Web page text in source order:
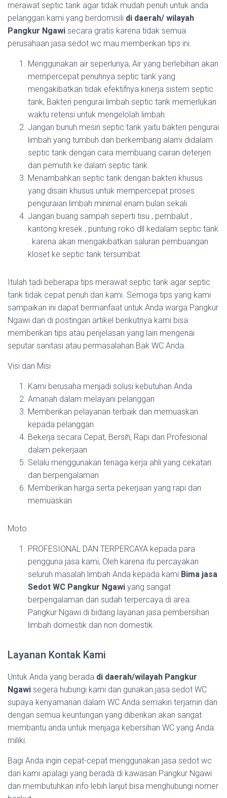
merawat septic tank agar tidak mudah penuh untuk anda
pelanggan kami yang berdomisili di daerah/ wilayah
Pangkur Ngawi secara gratis karena tidak semua
perusahaan jasa sedot wc mau memberikan tips ini.
Menggunakan air seperlunya, Air yang berlebihan akan
mempercepat penuhnya septic tank yang
mengakibatkan tidak efektifnya kinerja sistem septic
tank, Bakteri pengurai limbah septic tank memerlukan
waktu retensi untuk mengelolah limbah.
Jangan bunuh mesin septic tank yaitu bakteri pengurai
limbah yang tumbuh dan berkembang alami didalam
septic tank dengan cara membuang cairan deterjen
dan pemutih ke dalam septic tank.
Menambahkan septic tank dengan bakteri khusus
yang disain khusus untuk mempercepat proses
penguraian limbah minimal enam bulan sekali.
Jangan buang sampah seperti tisu , pembalut ,
kantong kresek , puntung roko dll kedalam septic tank
. karena akan mengakibatkan saluran pembuangan
kloset ke septic tank tersumbat.
Itulah tadi beberapa tips merawat septic tank agar septic
tank tidak cepat penuh dari kami. Semoga tips yang kami
sampaikan ini dapat bermanfaat untuk Anda warga Pangkur
Ngawi dan di postingan artikel berikutnya kami bisa
memberikan tips atau penjelasan yang lain mengenai
seputar sanitasi atau permasalahan Bak WC Anda.
Visi dan Misi
Kami berusaha menjadi solusi kebutuhan Anda
Amanah dalam melayani pelanggan
Memberikan pelayanan terbaik dan memuaskan
kepada pelanggan
Bekerja secara Cepat, Bersih, Rapi dan Profesional
dalam pekerjaan
Selalu menggunakan tenaga kerja ahli yang cekatan
dan berpengalaman
Memberikan harga serta pekerjaan yang rapi dan
memuaskan
Moto
PROFESIONAL DAN TERPERCAYA kepada para
pengguna jasa kami, Oleh karena itu percayakan
seluruh masalah limbah Anda kepada kami Bima jasa
Sedot WC Pangkur Ngawi yang sangat
berpengalaman dan sudah terpercaya di area
Pangkur Ngawi di bidang layanan jasa pembersihan
limbah domestik dan non domestik.
Layanan Kontak Kami
Untuk Anda yang berada di daerah/wilayah Pangkur
Ngawi segera hubungi kami dan gunakan jasa sedot WC
supaya kenyamanan dalam WC Anda semakin terjamin dan
dengan semua keuntungan yang diberikan akan sangat
membantu anda untuk menjaga kebersihan WC yang Anda
miliki.
Bagi Anda ingin cepat-cepat menggunakan jasa sedot wc
dari kami apalagi yang berada di kawasan Pangkur Ngawi
dan membutuhkan info lebih lanjut bisa menghubungi nomer